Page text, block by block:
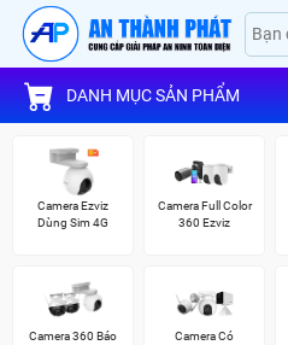
DANH MỤC SẢN PHẨM
Camera Ezviz
Dùng Sim 4G
Camera Full Color
360 Ezviz
Camera 360 Báo
Camera Có